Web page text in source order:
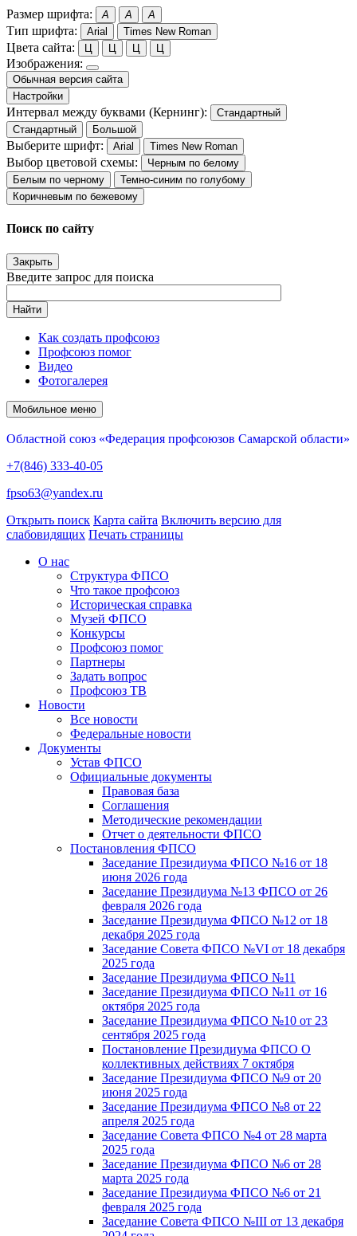
Размер шрифта: A A A
Тип шрифта: Arial Times New Roman
Цвета сайта: Ц Ц Ц Ц
Изображения:
Обычная версия сайта
Настройки
Интервал между буквами (Кернинг):
Стандартный
Стандартный
Большой
Выберите шрифт: Arial Times New Roman
Выбор цветовой схемы:
Черным по белому
Белым по черному
Темно-синим по голубому
Коричневым по бежевому
Поиск по сайту
Закрыть
Введите запрос для поиска
Найти
Как создать профсоюз
Профсоюз помог
Видео
Фотогалерея
Мобильное меню
Областной союз «Федерация профсоюзов Самарской области»
+7(846) 333-40-05
fpso63@yandex.ru
Открыть поиск Карта сайта Включить версию для
слабовидящих Печать страницы
О нас
Структура ФПСО
Что такое профсоюз
Историческая справка
Музей ФПСО
Конкурсы
Профсоюз помог
Партнеры
Задать вопрос
Профсоюз ТВ
Новости
Все новости
Федеральные новости
Документы
Устав ФПСО
Официальные документы
Правовая база
Соглашения
Методические рекомендации
Отчет о деятельности ФПСО
Постановления ФПСО
Заседание Президиума ФПСО №16 от 18
июня 2026 года
Заседание Президиума №13 ФПСО от 26
февраля 2026 года
Заседание Президиума ФПСО №12 от 18
декабря 2025 года
Заседание Совета ФПСО №VI от 18 декабря
2025 года
Заседание Президиума ФПСО №11
Заседание Президиума ФПСО №11 от 16
октября 2025 года
Заседание Президиума ФПСО №10 от 23
сентября 2025 года
Постановление Президиума ФПСО О
коллективных действиях 7 октября
Заседание Президиума ФПСО №9 от 20
июня 2025 года
Заседание Президиума ФПСО №8 от 22
апреля 2025 года
Заседание Совета ФПСО №4 от 28 марта
2025 года
Заседание Президиума ФПСО №6 от 28
марта 2025 года
Заседание Президиума ФПСО №6 от 21
февраля 2025 года
Заседание Совета ФПСО №III от 13 декабря